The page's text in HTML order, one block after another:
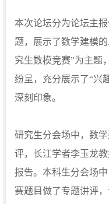
本次论坛分为论坛主
题，展示了数学建模
究生数模竞赛”为主题
纷呈，充分展示了“兴
深刻印象。
研究生分会场中，数
评，长江学者李玉龙
报告。本科生分会场
赛题目做了专题讲评